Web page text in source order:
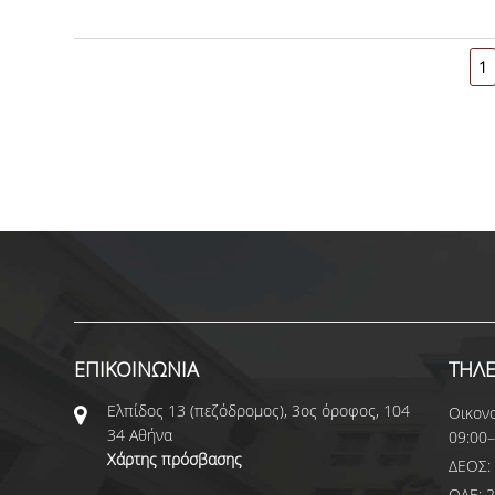
πρακτικής άσκησης του Εαρινού Εξαμήνου Ακ.
τα κριτήρια επιλογής που έχουν οριστεί και εγκριθεί 1
ΕΠΙΚΟΙΝΩΝΙΑ
Ελπίδος 13 (πεζόδρομος), 3ος όροφος, 104
34 Αθήνα
Χάρτης πρόσβασης
ΔΕΟΣ: